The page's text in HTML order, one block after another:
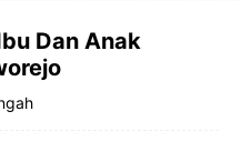
Dan Anak